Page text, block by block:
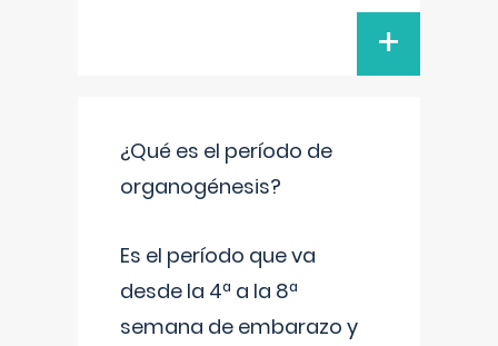
+
¿Qué es el período de
organogénesis?
Es el período que va
desde la 4ª a la 8ª
semana de embarazo y